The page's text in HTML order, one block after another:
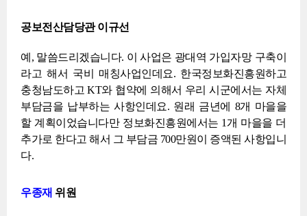
공보전산담당관 이규선
예, 말씀드리겠습니다. 이 사업은 광대역 가입자망 구축이
라고 해서 국비 매칭사업인데요. 한국정보화진흥원하고
충청남도하고 KT와 협약에 의해서 우리 시군에서는 자체
부담금을 납부하는 사항인데요. 원래 금년에 8개 마을을
할 계획이었습니다만 정보화진흥원에서는 1개 마을을 더
추가로 한다고 해서 그 부담금 700만원이 증액된 사항입니
다.
우종재 위원